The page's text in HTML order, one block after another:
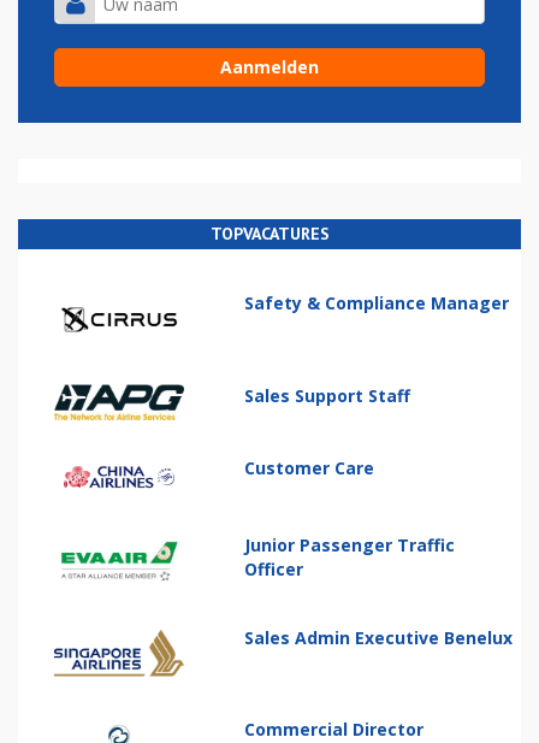
TOPVACATURES
Safety & Compliance Manager
Sales Support Staff
Customer Care
Junior Passenger Traffic
Officer
Sales Admin Executive Benelux
Commercial Director